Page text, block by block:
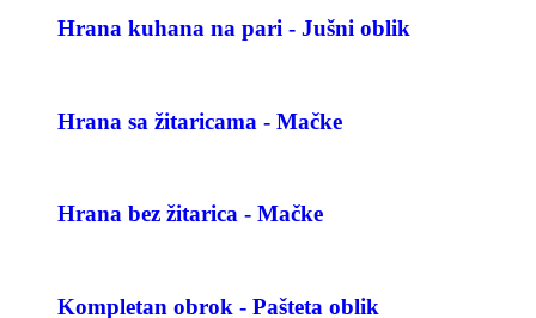
Hrana kuhana na pari - Jušni oblik
Hrana sa žitaricama - Mačke
Hrana bez žitarica - Mačke
Kompletan obrok - Pašteta oblik